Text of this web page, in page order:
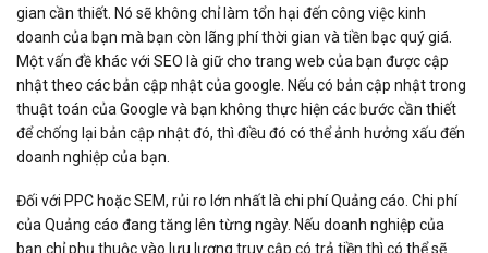
gian cần thiết. Nó sẽ không chỉ làm tổn hại đến công việc kinh
doanh của bạn mà bạn còn lãng phí thời gian và tiền bạc quý giá.
Một vấn đề khác với SEO là giữ cho trang web của bạn được cập
nhật theo các bản cập nhật của google. Nếu có bản cập nhật trong
thuật toán của Google và bạn không thực hiện các bước cần thiết
để chống lại bản cập nhật đó, thì điều đó có thể ảnh hưởng xấu đến
doanh nghiệp của bạn.
Đối với PPC hoặc SEM, rủi ro lớn nhất là chi phí Quảng cáo. Chi phí
của Quảng cáo đang tăng lên từng ngày. Nếu doanh nghiệp của
bạn chỉ phụ thuộc vào lưu lượng truy cập có trả tiền thì có thể sẽ